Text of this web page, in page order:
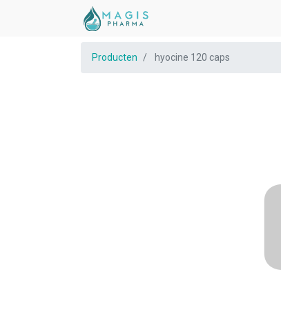
Producten hyocine 120 caps